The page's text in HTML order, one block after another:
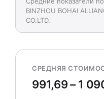
BINZHOU BOHAI
CO.LTD.
СРЕДНЯЯ
991,69 – 1